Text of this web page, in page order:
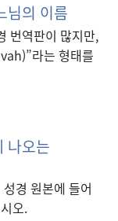
님의 이름
번역판이 많지만,
라는 형태를
나오는
경 원본에 들어
오.